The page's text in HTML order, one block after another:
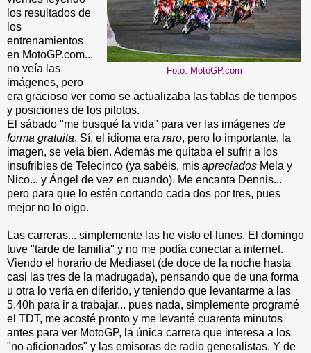
Foto: MotoGP.com
los resultados de
los
entrenamientos
en MotoGP.com...
no veía las
imágenes, pero
era gracioso ver como se actualizaba las tablas de tiempos
y posiciones de los pilotos.
El sábado "me busqué la vida" para ver las imágenes de
forma gratuita. Sí, el idioma era raro, pero lo importante, la
imagen, se veía bien. Además me quitaba el sufrir a los
insufribles de Telecinco (ya sabéis, mis apreciados Mela y
Nico... y Ángel de vez en cuando). Me encanta Dennis...
pero para que lo estén cortando cada dos por tres, pues
mejor no lo oigo.
Las carreras... simplemente las he visto el lunes. El domingo
tuve "tarde de familia" y no me podía conectar a internet.
Viendo el horario de Mediaset (de doce de la noche hasta
casi las tres de la madrugada), pensando que de una forma
u otra lo vería en diferido, y teniendo que levantarme a las
5.40h para ir a trabajar... pues nada, simplemente programé
el TDT, me acosté pronto y me levanté cuarenta minutos
antes para ver MotoGP, la única carrera que interesa a los
"no aficionados" y las emisoras de radio generalistas. Y de